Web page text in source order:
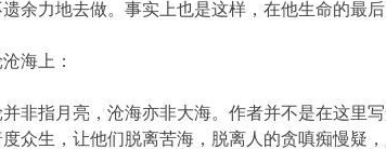
余力地去做。事实上也是这样，在他生命的最
上：
指月亮，沧海亦非大海。作者并不是在这里写
众生，让他们脱离苦海，脱离人的贪嗔痴慢疑，